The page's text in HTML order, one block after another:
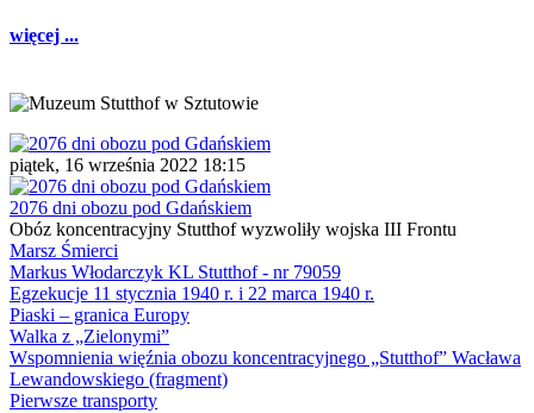
więcej ...
piątek, 16 września 2022 18:15
2076 dni obozu pod Gdańskiem
Obóz koncentracyjny Stutthof wyzwoliły wojska III Frontu
Marsz Śmierci
Markus Włodarczyk KL Stutthof - nr 79059
Egzekucje 11 stycznia 1940 r. i 22 marca 1940 r.
Piaski – granica Europy
Walka z „Zielonymi”
Wspomnienia więźnia obozu koncentracyjnego „Stutthof” Wacława
Lewandowskiego (fragment)
Pierwsze transporty